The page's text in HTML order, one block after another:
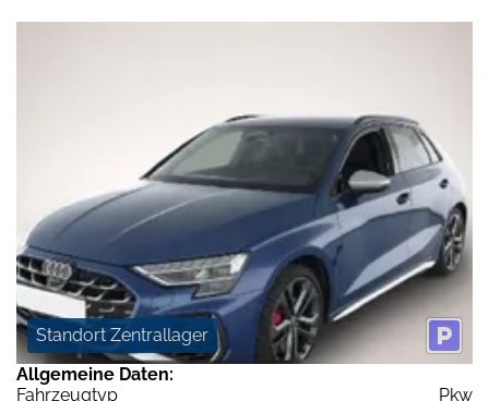
Standort Zentrallager
Allgemeine Daten:
Fahrzeugtyp
Pkw